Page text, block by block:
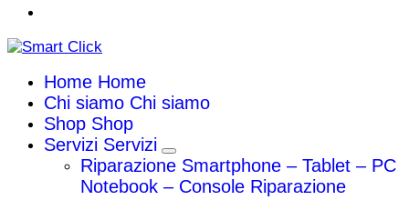
Home Home
Chi siamo Chi siamo
Shop Shop
Servizi Servizi
Riparazione Smartphone – Tablet – PC
Notebook – Console Riparazione